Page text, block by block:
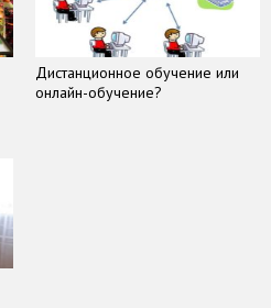
Дистанционное обучение или
онлайн-обучение?